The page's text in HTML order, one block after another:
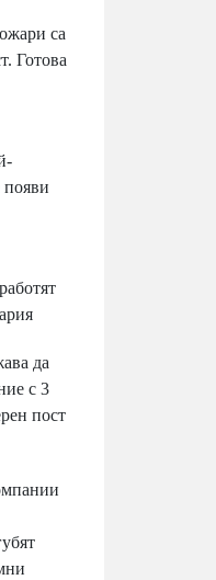
са
Готова
появи
да
с 3
пост